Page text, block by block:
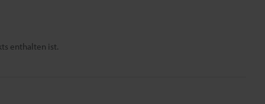
enthalten ist.